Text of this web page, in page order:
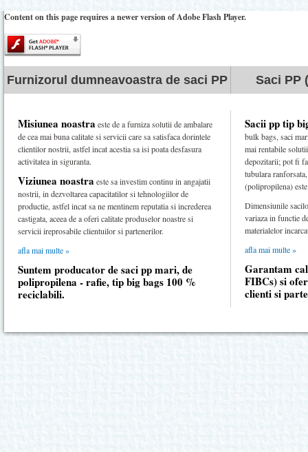
Content on this page requires a newer version of Adobe Flash Player.
Furnizorul dumneavoastra de saci PP Saci PP
Misiunea noastra este de a furniza solutii de ambalare
de cea mai buna calitate si servicii care sa satisfaca dorintele
clientilor nostrii, astfel incat acestia sa isi poata desfasura
activitatea in siguranta.
Viziunea noastra este sa investim continu in angajatii
nostrii, in dezvoltarea capacitatilor si tehnologiilor de
productie, astfel incat sa ne mentinem reputatia si increderea
castigata, aceea de a oferi calitate produselor noastre si
servicii ireprosabile clientuilor si partenerilor.
afla mai multe »
Suntem producator de saci pp mari, de
polipropilena - rafie, tip big bags 100 %
reciclabili.
Sacii pp tip
bulk bags, saci
mai rentabile
depozitarii; pot fi
tubulara
(polipropilena) este
Dimensiunile
variaza in functie
materialelor
afla mai multe »
Garantam
FIBCs) si
clienti si